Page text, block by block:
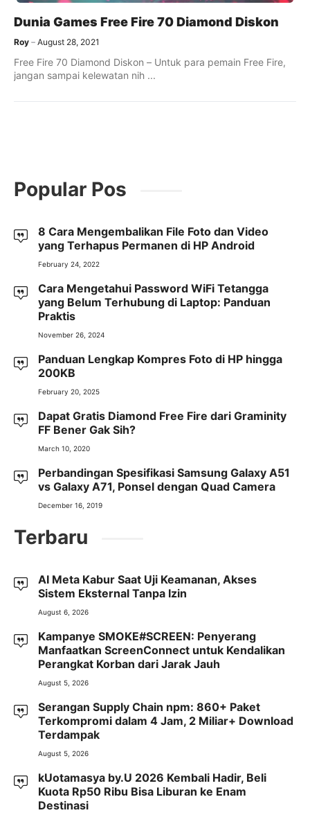
Dunia Games Free Fire 70 Diamond Diskon
Roy August 28, 2021
Free Fire 70 Diamond Diskon – Untuk para pemain Free Fire,
jangan sampai kelewatan nih ...
Popular Pos
8 Cara Mengembalikan File Foto dan Video
yang Terhapus Permanen di HP Android
February 24, 2022
Cara Mengetahui Password WiFi Tetangga
yang Belum Terhubung di Laptop: Panduan
Praktis
November 26, 2024
Panduan Lengkap Kompres Foto di HP hingga
200KB
February 20, 2025
Dapat Gratis Diamond Free Fire dari Graminity
FF Bener Gak Sih?
March 10, 2020
Perbandingan Spesifikasi Samsung Galaxy A51
vs Galaxy A71, Ponsel dengan Quad Camera
December 16, 2019
Terbaru
AI Meta Kabur Saat Uji Keamanan, Akses
Sistem Eksternal Tanpa Izin
August 6, 2026
Kampanye SMOKE#SCREEN: Penyerang
Manfaatkan ScreenConnect untuk Kendalikan
Perangkat Korban dari Jarak Jauh
August 5, 2026
Serangan Supply Chain npm: 860+ Paket
Terkompromi dalam 4 Jam, 2 Miliar+ Download
Terdampak
August 5, 2026
kUotamasya by.U 2026 Kembali Hadir, Beli
Kuota Rp50 Ribu Bisa Liburan ke Enam
Destinasi